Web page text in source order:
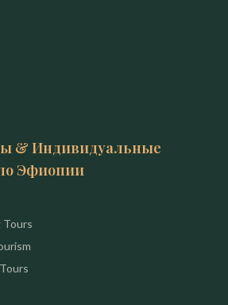
& Индивидуальные
Эфиопии
Tours